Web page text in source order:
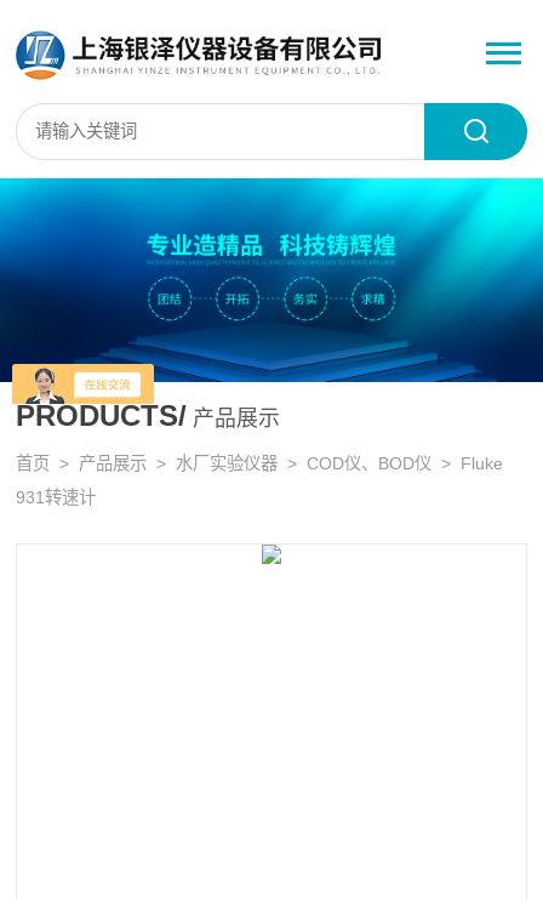
PRODUCTS/ 产品展示
首页 > 产品展示 > 水厂实验仪器 >COD仪、BOD仪 > Fluke
931转速计